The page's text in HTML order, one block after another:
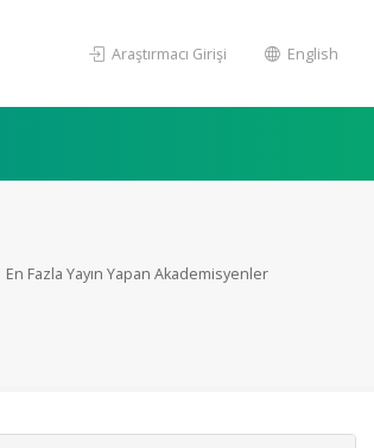
Araştırmacı Girişi English
En Fazla Yayın Yapan Akademisyenler